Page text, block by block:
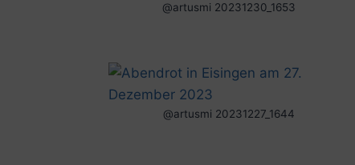
@artusmi 20231230_1653
@artusmi 20231227_1644